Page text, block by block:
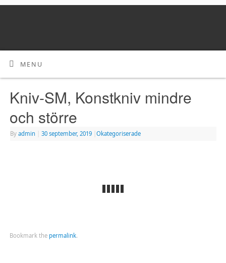
MENU
Kniv-SM, Konstkniv mindre
och större
By admin 30 september, 2019 Okategoriserade
Bookmark the permalink.